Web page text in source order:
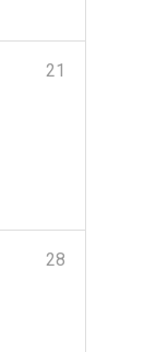
21
28